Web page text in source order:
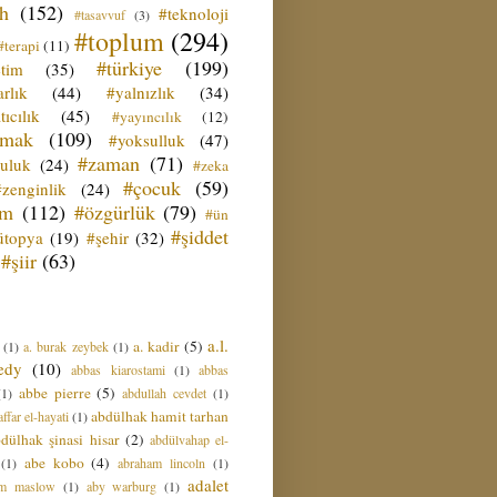
(152) #tasavvuf (3) #teknoloji
(11) #toplum (294)
(35) #türkiye (199)
(44) #yalnızlık
(34)
(45) #yayıncılık (12)
(109) #yoksulluk
(47)
(24) #zaman (71) #zeka
(24) #çocuk (59)
(112) #özgürlük (79) #ün
(19) #şehir (32) #şiddet
#şiir (63)
(1) a. burak zeybek (1) a. kadir (5) a.l.
(10) abbas kiarostami (1) abbas
abbe pierre (5) abdullah cevdet (1)
el-hayati(1)abdülhak hamit tarhan
şinasi hisar (2) abdülvahap el-
(1) abe kobo (4) abraham lincoln (1)
maslow (1) aby warburg (1) adalet